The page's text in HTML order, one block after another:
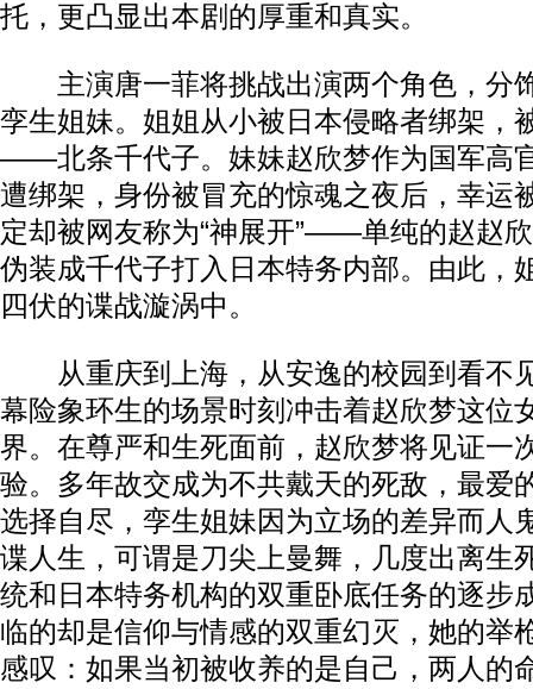
托，更凸显出本剧的厚重和真实。
主演唐一菲将挑战出演两个角色，分
孪生姐妹。姐姐从小被日本侵略者绑架，
——北条千代子。妹妹赵欣梦作为国军高
遭绑架，身份被冒充的惊魂之夜后，幸运
定却被网友称为“神展开”——单纯的赵赵
伪装成千代子打入日本特务内部。由此，
四伏的谍战漩涡中。
从重庆到上海，从安逸的校园到看不
幕险象环生的场景时刻冲击着赵欣梦这位
界。在尊严和生死面前，赵欣梦将见证一
验。多年故交成为不共戴天的死敌，最爱
选择自尽，孪生姐妹因为立场的差异而
谍人生，可谓是刀尖上曼舞，几度出离生
统和日本特务机构的双重卧底任务的逐步
临的却是信仰与情感的双重幻灭，她的举
感叹：如果当初被收养的是自己，两人的